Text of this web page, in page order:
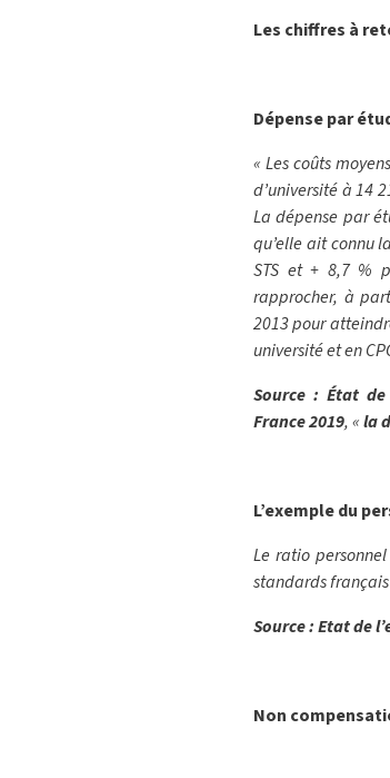
Les chiffres à
Dépense par
« Les coûts
d’université à 14
La dépense par
qu’elle ait connu
STS et + 8,7 %
rapprocher, à
2013 pour
université et en
Source : État de
France 2019, «la
L’exemple du p
Le ratio
standards
Source : Etat de
Non